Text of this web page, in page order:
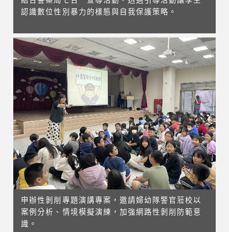
認識數位性別暴力的樣態與自我保護策略。
申辦性剝削專題演講專案，邀請婦幼隊警官蒞校以
案例分析、情境模擬演練，加強網路性剝削防範意
識。